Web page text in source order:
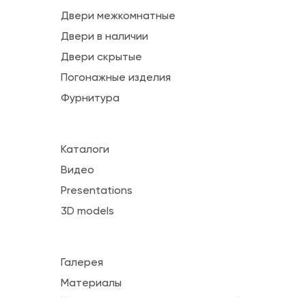
Двери межкомнатные
Двери в наличии
Двери скрытые
Погонажные изделия
Фурнитура
Каталоги
Видео
Presentations
3D models
Галерея
Материалы